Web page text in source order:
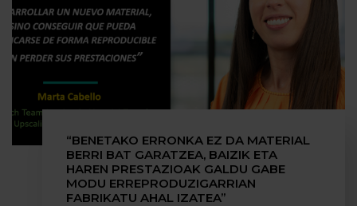
“BENETAKO ERRONKA EZ DA MATERIAL
BERRI BAT GARATZEA, BAIZIK ETA
HAREN PRESTAZIOAK GALDU GABE
MODU ERREPRODUZIGARRIAN
FABRIKATU AHAL IZATEA”